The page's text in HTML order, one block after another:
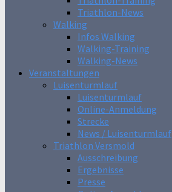
Triathlon-News
Walking
Infos Walking
Walking-Training
Walking-News
Veranstaltungen
Luisenturmlauf
Luisenturmlauf
Online-Anmeldung
Strecke
News / Luisenturmlauf
Triathlon Versmold
Ausschreibung
Ergebnisse
Presse